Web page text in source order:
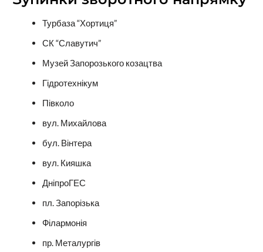
Турбаза “Хортиця”
СК “Славутич”
Музей Запорозького козацтва
Гідротехнікум
Півколо
вул. Михайлова
бул. Вінтера
вул. Кияшка
ДніпроГЕС
пл. Запорізька
Філармонія
пр. Металургів